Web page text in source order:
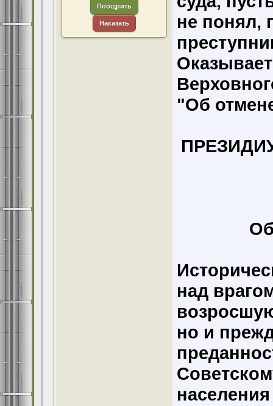
Поощрить
Наказать
не понял,
"Об
над
но и